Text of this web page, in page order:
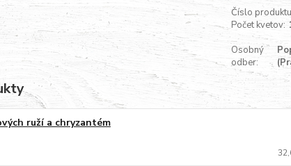
Číslo
Počet kvetov:
Osobný
odber:
ruží a chryzantém